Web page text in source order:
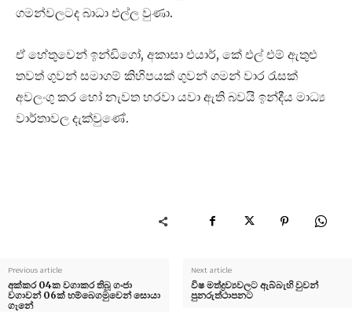
ගමන්වලටද බාධා එල්ල වුණා.
ඒ හේතුවෙන් ඉන්ඩිගෝ, අකාසා එයාර්, කේ එල් එම් ඇතුළු
තවත් ගුවන් සමාගම් කිහිපයක් ගුවන් ගමන් වාර රැසක්
අවලංගු කර හෝ නැවත හරවා යවා ඇති බවයි ඉන්දීය මාධ්‍ය
වාර්තාවල දැක්වුණේ.
Previous article
අක්කර 04ක වගාකර තිබූ ගංජා
වගාවන් 06ක් හම්බෙගමුවෙන් සොයා
ගැනේ
Next article
විෂ මත්ද්‍රව්‍යවලට ඇබ්බැහි වුවන්
පුනරුත්ථාපනට